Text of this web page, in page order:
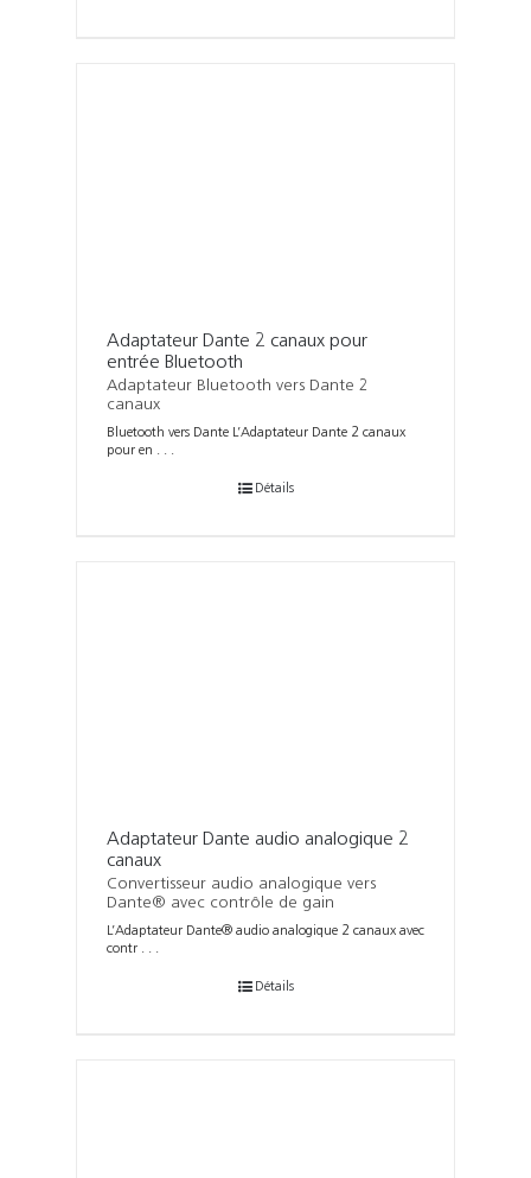
Adaptateur Dante 2 canaux pour
entrée Bluetooth
Adaptateur Bluetooth vers Dante 2
canaux
Bluetooth vers Dante L’Adaptateur Dante 2 canaux
pour en . . .
Détails
Adaptateur Dante audio analogique 2
canaux
Convertisseur audio analogique vers
Dante® avec contrôle de gain
L’Adaptateur Dante® audio analogique 2 canaux avec
contr . . .
Détails